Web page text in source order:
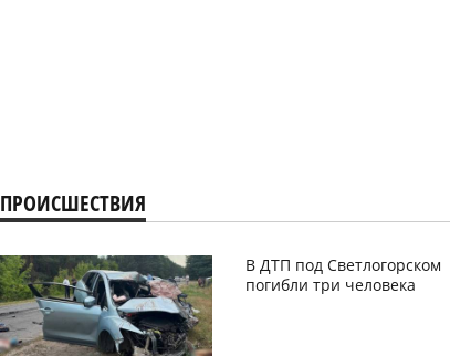
ПРОИСШЕСТВИЯ
В ДТП под Светлогорском
погибли три человека